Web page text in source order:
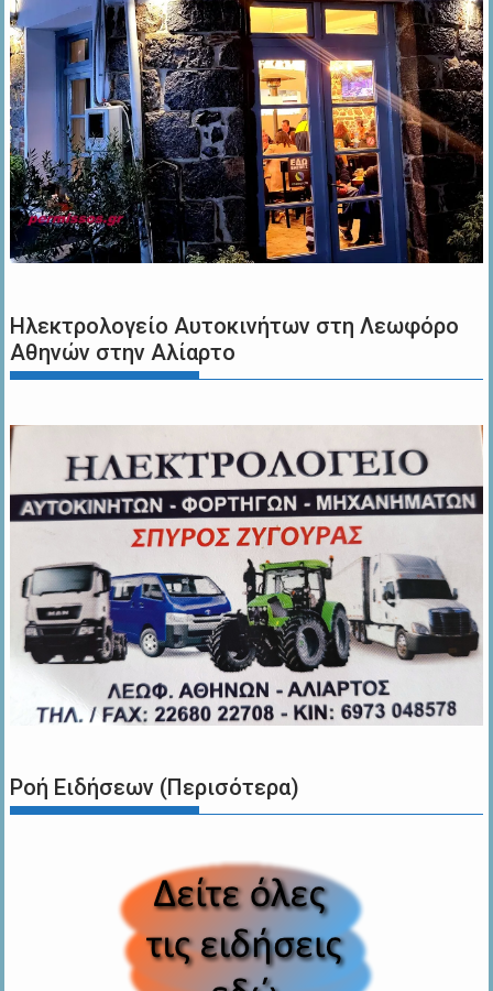
Ηλεκτρολογείο Αυτοκινήτων στη Λεωφόρο
Αθηνών στην Αλίαρτο
Ροή Ειδήσεων (Περισότερα)